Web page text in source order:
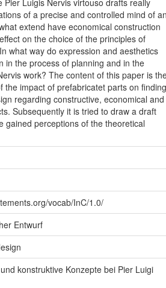
Pier Luigis Nervis virtouso drafts really
of a precise and controlled mind of
extend have economical construction
on the choice of the principles of
what way do expression and aesthetics
in the process of planning and in the
work? The content of this paper is
the impact of prefabricatet parts on finding
regarding constructive, economical and
Subsequently it is tried to draw a draft
gained perceptions of the theoretical
vocab/InC/1.0/
Entwurf
konstruktive Konzepte bei Pier Luigi